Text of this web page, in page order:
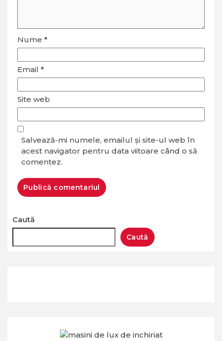
Nume *
Email *
Site web
Salvează-mi numele, emailul și site-ul web în
acest navigator pentru data viitoare când o să
comentez.
Caută
Caută